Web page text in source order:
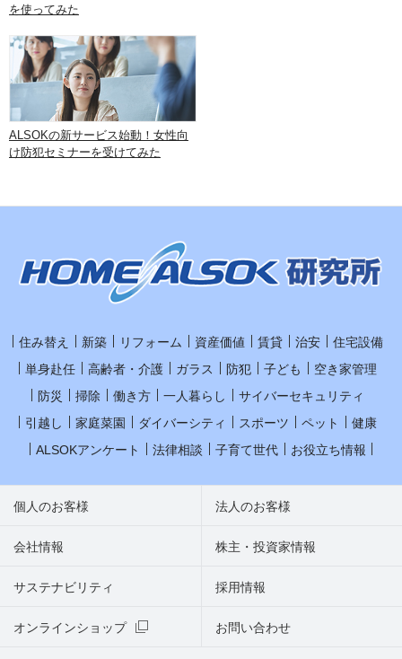
を使ってみた
ALSOKの新サービス始動！女性向
け防犯セミナーを受けてみた
住み替え 新築 リフォーム 資産価値 賃貸 治安
住宅設備
単身赴任
高齢者・介護 ガラス 防犯 子ども
空き家管理
防災
掃除 働き方 一人暮らし
サイバーセキュリティ
引越し
家庭菜園 ダイバーシティ スポーツ ペット
健康
ALSOKアンケート
法律相談 子育て世代 お役立ち情報
個人のお客様 法人のお客様
会社情報 株主・投資家情報
サステナビリティ
オンラインショップ お問い合わせ
採用情報